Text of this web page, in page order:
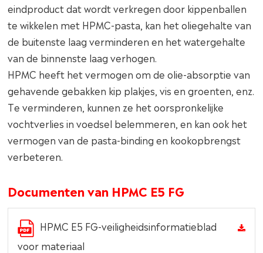
eindproduct dat wordt verkregen door kippenballen
te wikkelen met HPMC-pasta, kan het oliegehalte van
de buitenste laag verminderen en het watergehalte
van de binnenste laag verhogen.
HPMC heeft het vermogen om de olie-absorptie van
gehavende gebakken kip plakjes, vis en groenten, enz.
Te verminderen, kunnen ze het oorspronkelijke
vochtverlies in voedsel belemmeren, en kan ook het
vermogen van de pasta-binding en kookopbrengst
verbeteren.
Documenten van HPMC E5 FG
HPMC E5 FG-veiligheidsinformatieblad
voor materiaal